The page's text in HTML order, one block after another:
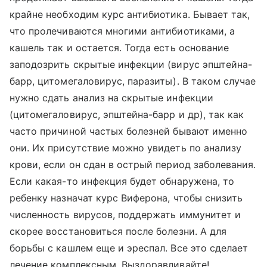
крайне необходим курс антибиотика. Бывает так,
что пролечиваются многими антибиотиками, а
кашель так и остается. Тогда есть основание
заподозрить скрытые инфекции (вирус эпштейна-
барр, цитомегаловирус, паразиты). В таком случае
нужно сдать анализ на скрытые инфекции
(цитомегаловирус, эпштейна-барр и др), так как
часто причиной частых болезней бывают именно
они. Их присутствие можно увидеть по анализу
крови, если он сдан в острый период заболевания.
Если какая-то инфекция будет обнаружена, то
ребенку назначат курс Виферона, чтобы снизить
численность вирусов, поддержать иммунитет и
скорее восстановиться после болезни. А для
борьбы с кашлем еще и эреспал. Все это сделает
лечение комплексным. Выздоравливайте!